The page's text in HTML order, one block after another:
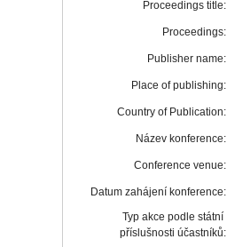
Proceedings title:
Proceedings:
Publisher name:
Place of publishing:
Country of Publication:
Název konference:
Conference venue:
Datum zahájení konference:
Typ akce podle státní
příslušnosti účastníků: